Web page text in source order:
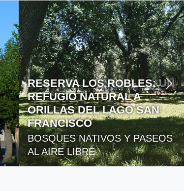
RESERVA LOS ROBLES: UN
REFUGIO NATURAL A
ORILLAS DEL LAGO SAN
FRANCISCO
BOSQUES NATIVOS Y PASEOS
AL AIRE LIBRE